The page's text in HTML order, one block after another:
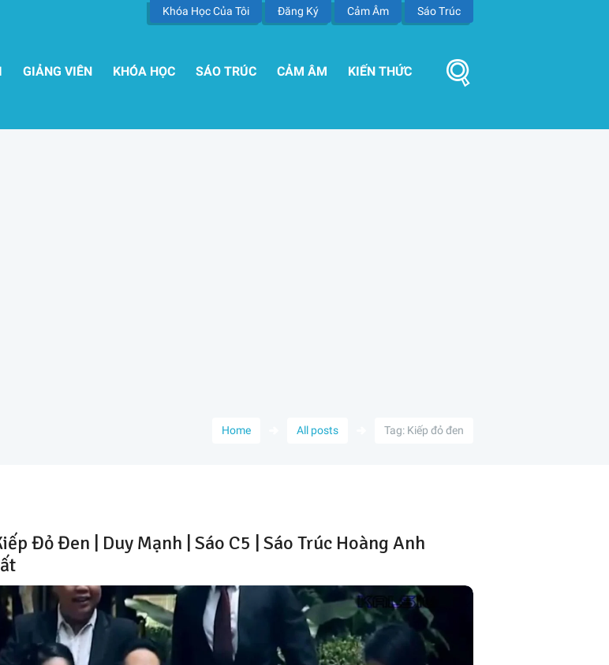
Khóa Học Của Tôi Đăng Ký Cảm Âm Sáo Trúc
GIẢNG VIÊN KHÓA HỌC SÁO TRÚC CẢM ÂM KIẾN THỨC
Home All posts Tag: Kiếp đỏ đen
Đỏ Đen | Duy Mạnh | Sáo C5 | Sáo Trúc Hoàng Anh